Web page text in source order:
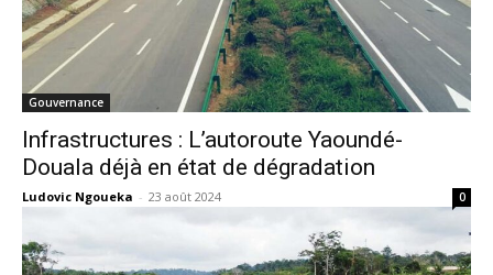
Gouvernance
Infrastructures : L’autoroute Yaoundé-
Douala déjà en état de dégradation
Ludovic Ngoueka - 23 août 2024 0